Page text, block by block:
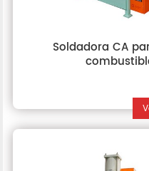
Soldadora CA